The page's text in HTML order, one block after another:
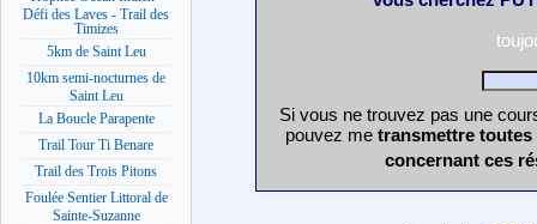
Défi des Laves - Trail des
Timizes
5km de Saint Leu
10km semi-nocturnes de
Saint Leu
La Boucle Parapente
Trail Tour Ti Benare
Trail des Trois Pitons
Foulée Sentier Littoral de
Sainte-Suzanne
Si vous ne trouvez pas une
pouvez me transmettre
concernant ces